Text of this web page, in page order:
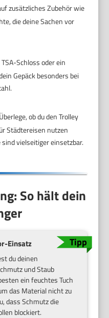
zusätzliches Zubehör wie
die deine Sachen vor
TSA-Schloss oder ein
Gepäck besonders bei
Überlege, ob du den Trolley
Städtereisen nutzen
vielseitiger einsetzbar.
So hält dein
Einsatz
du deinen
und Staub
ein feuchtes Tuch
das Material nicht zu
dass Schmutz die
blockiert.